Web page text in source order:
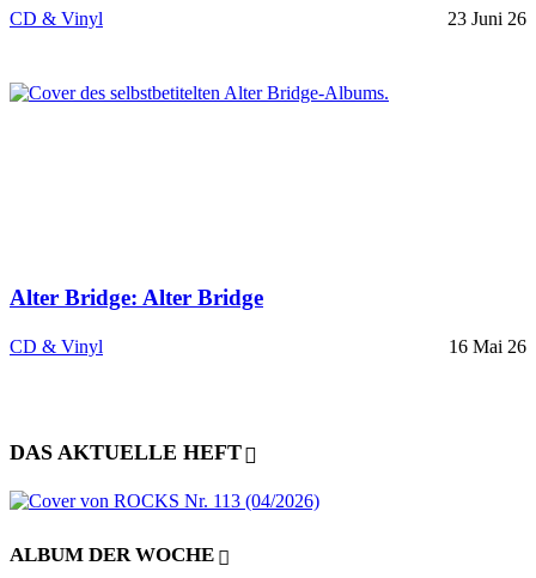
CD & Vinyl 23 Juni 26
Alter Bridge: Alter Bridge
CD & Vinyl 16 Mai 26
DAS AKTUELLE HEFT
ALBUM DER WOCHE